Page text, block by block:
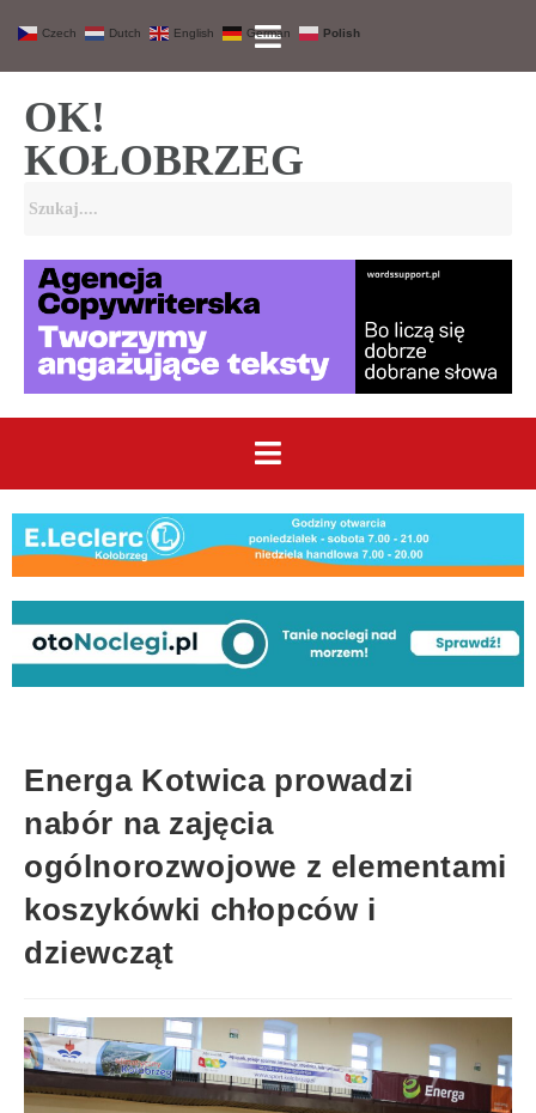
OK!
KOŁOBRZEG
Energa Kotwica prowadzi
nabór na zajęcia
ogólnorozwojowe z elementami
koszykówki chłopców i
dziewcząt
Czech Dutch English German Polish